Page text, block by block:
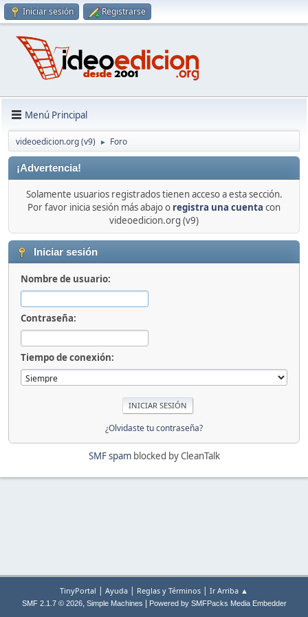
Iniciar sesión Registrarse
Menú Principal
videoedicion.org (v9) ► Foro
¡Advertencia!
Solamente usuarios registrados tienen acceso a esta sección.
Por favor inicia sesión más abajo o registra una cuenta con
videoedicion.org (v9)
Iniciar sesión
Nombre de usuario:
Contraseña:
Tiempo de conexión:
¿Olvidaste tu contraseña?
SMF spamblocked by CleanTalk
TinyPortal | Ayuda | Reglas y Términos | Ir Arriba ▲
SMF 2.1.7 © 2026, Simple Machines Powered by SMFPacks Media Embedder